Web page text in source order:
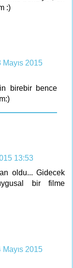
:)
Mayıs 2015
birebir bence
13:53
oldu... Gidecek
bir filme
Mayıs 2015